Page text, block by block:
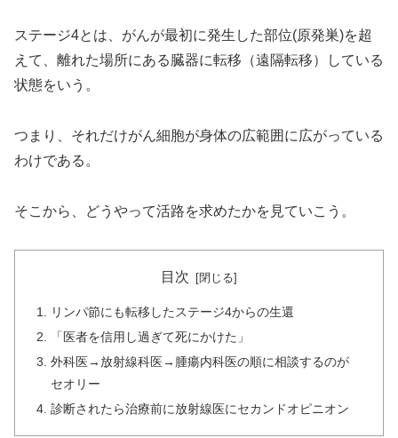
ステージ4とは、がんが最初に発生した部位(原発巣)を超
えて、離れた場所にある臓器に転移（遠隔転移）している
状態をいう。
つまり、それだけがん細胞が身体の広範囲に広がっている
わけである。
そこから、どうやって活路を求めたかを見ていこう。
目次
リンパ節にも転移したステージ4からの生還
「医者を信用し過ぎて死にかけた」
外科医→放射線科医→腫瘍内科医の順に相談するのが
セオリー
診断されたら治療前に放射線医にセカンドオピニオン